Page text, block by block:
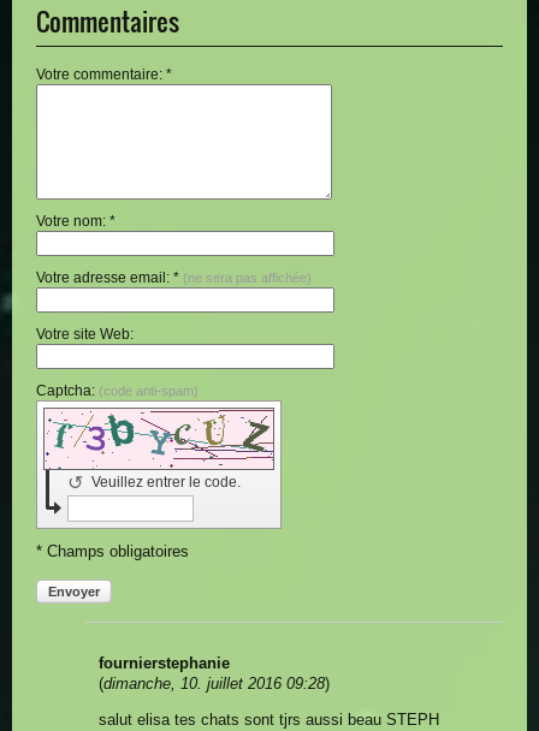
Commentaires
Votre commentaire: *
Votre nom: *
Votre adresse email: * (ne sera pas affichée)
Votre site Web:
Captcha: (code anti-spam)
Veuillez entrer le code.
↺
* Champs obligatoires
Envoyer
fournierstephanie
(dimanche, 10. juillet 2016 09:28)
salut elisa tes chats sont tjrs aussi beau STEPH